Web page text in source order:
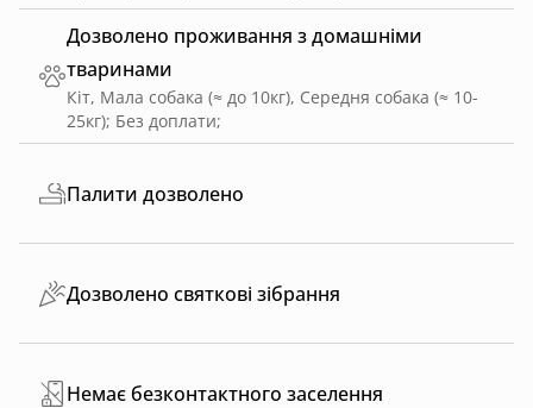
Дозволено проживання з домашніми
тваринами
Кіт, Мала собака (≈ до 10кг), Середня собака (≈ 10-
25кг); Без доплати;
Палити дозволено
Дозволено святкові зібрання
Немає безконтактного заселення